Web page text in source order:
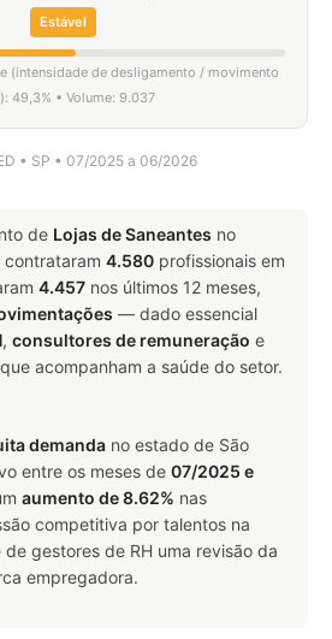
Estável
(intensidade de desligamento / movimento
49,3% • Volume: 9.037
• SP • 07/2025 a 06/2026
de Lojas de Saneantes no
contrataram 4.580 profissionais em
4.457 nos últimos 12 meses,
— dado essencial
, consultores de remuneração e
que acompanham a saúde do setor.
demanda no estado de São
entre os meses de 07/2025 e
aumento de 8.62% nas
competitiva por talentos na
gestores de RH uma revisão da
empregadora.